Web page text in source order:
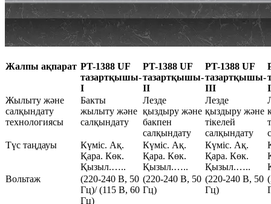
Жалпы ақпарат PT-1388 UF
тазартқышы-
I
PT-1388 UF
тазартқышы-
II
PT-1388 UF
тазартқышы-
III
Жылыту және
салқындату
технологиясы
Бакты
жылыту және
салқындату
Лезде
қыздыру және
бакпен
салқындату
Лезде
қыздыру және
тікелей
салқындату
Түс таңдауы
Күміс. Ақ.
Қара. Көк.
Қызыл.…..
Күміс. Ақ.
Қара. Көк.
Қызыл.…..
Күміс. Ақ.
Қара. Көк.
Қызыл.…..
Вольтаж
(220-240 В, 50
Гц)/ (115 В, 60
Гц)
(220-240 В, 50
Гц)
(220-240 В, 50
Гц)